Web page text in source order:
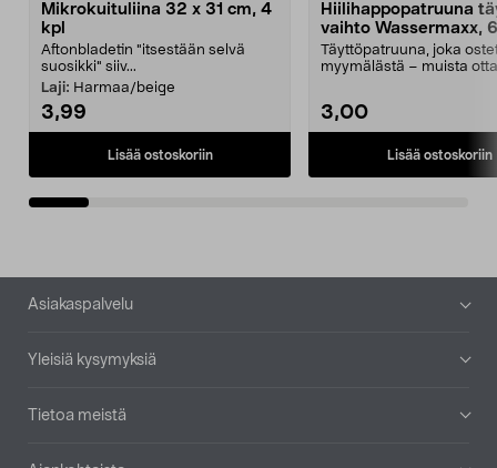
Mikrokuituliina 32 x 31 cm, 4
kpl
Aftonbladetin "itsestään selvä
suosikki" siiv...
Laji: Harmaa/beige
3,99
Lisää ostoskoriin
Hiilihappopatruuna
vaihto Wassermaxx,
Täyttöpatruuna, joka
myymälästä – muista
3,00
Lisää ostoskoriin
Alatunniste
Asiakaspalvelu
Yleisiä kysymyksiä
Tietoa meistä